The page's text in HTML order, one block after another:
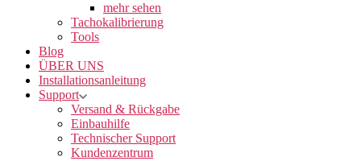
mehr sehen
Tachokalibrierung
Tools
Blog
ÜBER UNS
Installationsanleitung
Support
Versand & Rückgabe
Einbauhilfe
Technischer Support
Kundenzentrum